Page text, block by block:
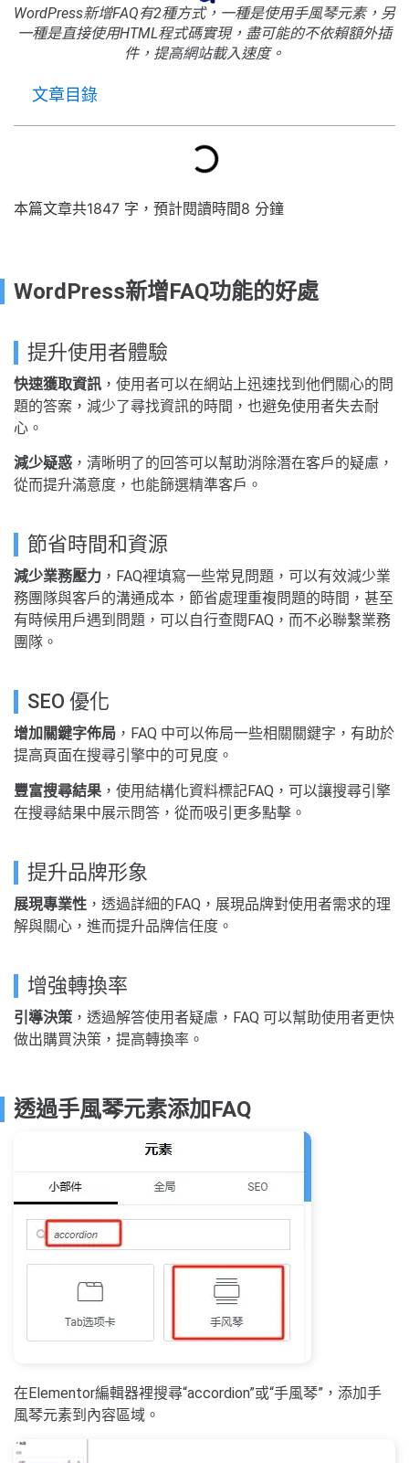
WordPress新增FAQ有2種方式，一種是使用手風琴元素，另
一種是直接使用HTML程式碼實現，盡可能的不依賴額外插
件，提高網站載入速度。
文章目錄
本篇文章共1847 字，預計閱讀時間8 分鐘
WordPress新增FAQ功能的好處
提升使用者體驗
快速獲取資訊 ，使用者可以在網站上迅速找到他們關心的問
題的答案，減少了尋找資訊的時間，也避免使用者失去耐
心。
減少疑惑 ，清晰明了的回答可以幫助消除潛在客戶的疑慮，
從而提升滿意度，也能篩選精準客戶。
節省時間和資源
減少業務壓力 ，FAQ裡填寫一些常見問題，可以有效減少業
務團隊與客戶的溝通成本，節省處理重複問題的時間，甚至
有時候用戶遇到問題，可以自行查閱FAQ，而不必聯繫業務
團隊。
SEO 優化
增加關鍵字佈局 ，FAQ 中可以佈局一些相關關鍵字，有助於
提高頁面在搜尋引擎中的可見度。
豐富搜尋結果 ，使用結構化資料標記FAQ，可以讓搜尋引擎
在搜尋結果中展示問答，從而吸引更多點擊。
提升品牌形象
展現專業性 ，透過詳細的FAQ，展現品牌對使用者需求的理
解與關心，進而提升品牌信任度。
增強轉換率
引導決策 ，透過解答使用者疑慮，FAQ 可以幫助使用者更快
做出購買決策，提高轉換率。
透過手風琴元素添加FAQ
在Elementor編輯器裡搜尋“accordion”或“手風琴”，添加手
風琴元素到內容區域。